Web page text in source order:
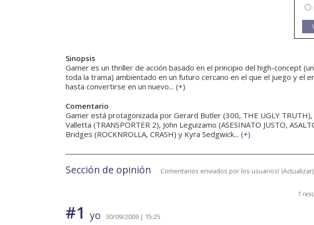
Sinopsis
Gamer es un thriller de acción basado en el principio del high-concept
toda la trama) ambientado en un futuro cercano en el que el juego y el
hasta convertirse en un nuevo... (+)
Comentario
Gamer está protagonizada por Gerard Butler (300, THE UGLY
Valletta (TRANSPORTER 2), John Leguizamo (ASESINATO JUSTO,
Bridges (ROCKNROLLA, CRASH) y Kyra Sedgwick... (+)
Sección de opinión Comentarios enviados por los usuarios! (Actualizar)
1
#1 yo 30/09/2009 | 15:25